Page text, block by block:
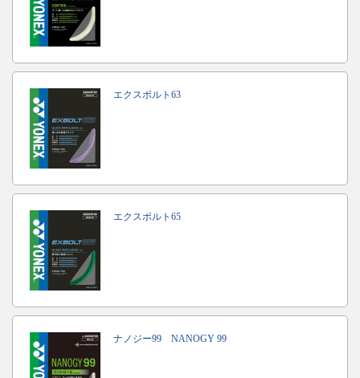
エクスボルト63
エクスボルト65
ナノジー99 NANOGY 99